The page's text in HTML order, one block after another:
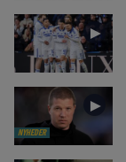
►
NYHEDER
►